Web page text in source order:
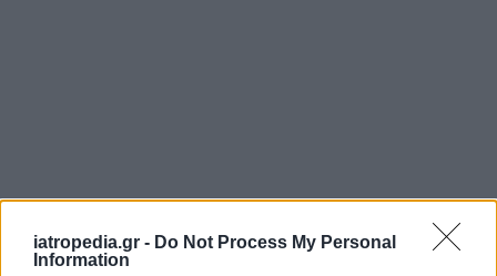
iatropedia.gr - Do Not Process My Personal
Information